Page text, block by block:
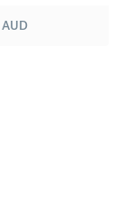
AUD